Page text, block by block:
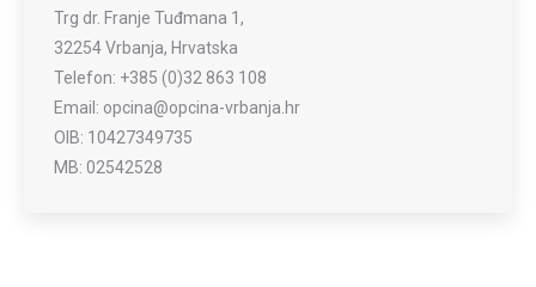
Trg dr. Franje Tuđmana 1,
32254 Vrbanja, Hrvatska
Telefon: +385 (0)32 863 108
Email: opcina@opcina-vrbanja.hr
OIB: 10427349735
MB: 02542528